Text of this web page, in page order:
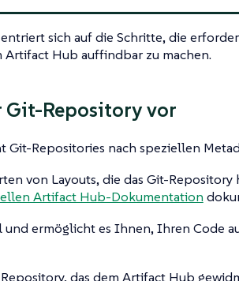
sich auf die Schritte, die
Hub auffindbar zu machen.
Git-Repository vor
Git-Repositories nach speziellen
von Layouts, die das Git-Repository
Artifact Hub-Dokumentation
ermöglicht es Ihnen, Ihren Code
das dem Artifact Hub